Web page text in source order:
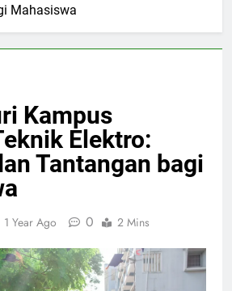
Mahasiswa
Kampus
Elektro:
Tantangan bagi
1 Year Ago 0 2 Mins